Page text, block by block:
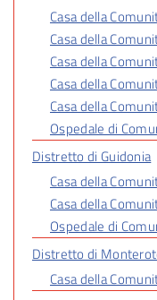
Casa della
Casa della
Casa della
Casa della
Casa della
Ospedale di
Distretto di Guidonia
Casa della
Casa della
Ospedale di
Distretto di
Casa della